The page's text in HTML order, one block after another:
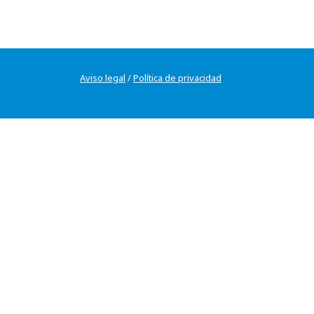
Aviso legal /Política de privacidad